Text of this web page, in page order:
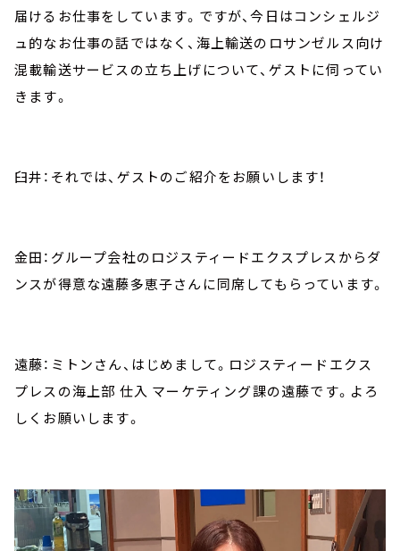
届けるお仕事をしています。ですが、今日はコンシェルジ
ュ的なお仕事の話ではなく、海上輸送のロサンゼルス向け
混載輸送サービスの立ち上げについて、ゲストに伺ってい
きます。
臼井：それでは、ゲストのご紹介をお願いします！
金田：グループ会社のロジスティードエクスプレスからダ
ンスが得意な遠藤多恵子さんに同席してもらっています。
遠藤：ミトンさん、はじめまして。ロジスティードエクス
プレスの海上部 仕入 マーケティング課の遠藤です。よろ
しくお願いします。